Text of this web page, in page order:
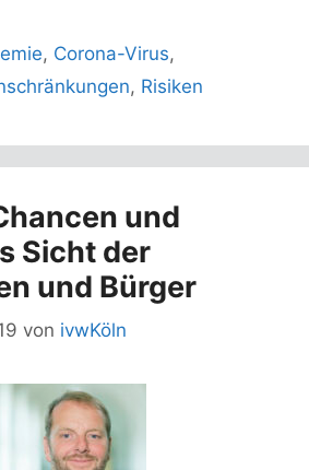
, Corona-Virus,
, Risiken
und
Sicht der
und Bürger
von ivwKöln